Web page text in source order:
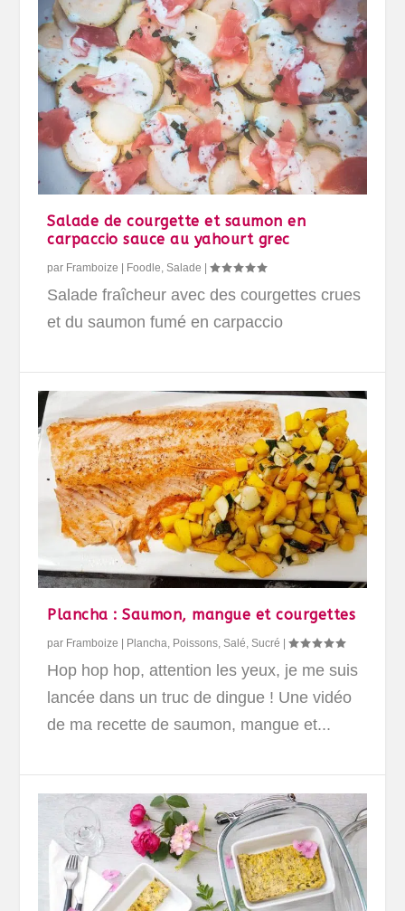
Salade de courgette et saumon en
carpaccio sauce au yahourt grec
par Framboize Foodle,Salade |
Salade fraîcheur avec des courgettes crues
et du saumon fumé en carpaccio
Plancha : Saumon, mangue et courgettes
par Framboize Plancha, Poissons,Salé,Sucré |
Hop hop hop, attention les yeux, je me suis
lancée dans un truc de dingue ! Une vidéo
de ma recette de saumon, mangue et...